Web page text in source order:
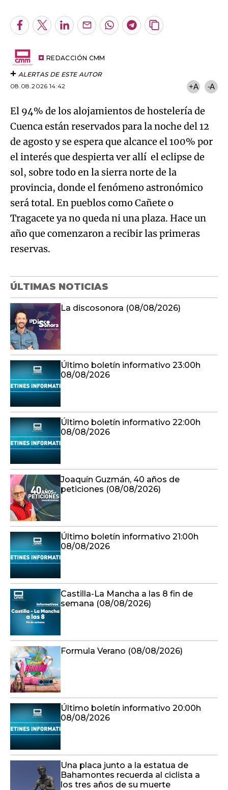
Facebook
TwitterLinkedInEnviarWhatsapp
Telegram
Copiar
REDACCIÓN CMM
ALERTAS DE ESTE AUTOR
08.08.2026 14:42
+A -A
El 94% de los alojamientos de hostelería de
Cuenca están reservados para la noche del 12
de agosto y se espera que alcance el 100% por
el interés que despierta ver allí el eclipse de
sol, sobre todo en la sierra norte de la
provincia, donde el fenómeno astronómico
será total. En pueblos como Cañete o
Tragacete ya no queda ni una plaza. Hace un
año que comenzaron a recibir las primeras
reservas.
ÚLTIMAS NOTICIAS
La discosonora (08/08/2026)
Último boletín informativo 23:00h
08/08/2026
Último boletín informativo 22:00h
08/08/2026
Joaquín Guzmán, 40 años de
peticiones (08/08/2026)
Último boletín informativo 21:00h
08/08/2026
Castilla-La Mancha a las 8 fin de
semana (08/08/2026)
Formula Verano (08/08/2026)
Último boletín informativo 20:00h
08/08/2026
Una placa junto a la estatua de
Bahamontes recuerda al ciclista a
los tres años de su muerte